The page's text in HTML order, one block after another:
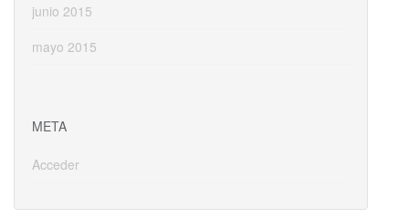
junio 2015
mayo 2015
META
Acceder